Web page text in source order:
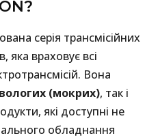
серія трансмісійних
яка враховує всі
Вона
вологих (мокрих), так і
які доступні не
обладнання